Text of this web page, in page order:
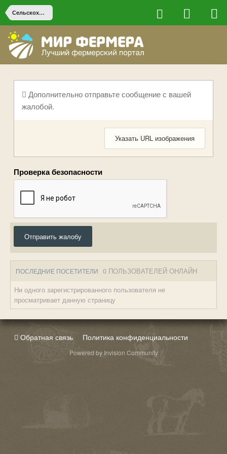
Сельскохозяйственная техника
Дополнительно отправьте сообщение с вашей
жалобой.
Указать URL изображения
Проверка безопасности
Отправить жалобу
ПОСЛЕДНИЕ ПОСЕТИТЕЛИ 0 ПОЛЬЗОВАТЕЛЕЙ ОНЛАЙН
Ни одного зарегистрированного пользователя не
просматривает данную страницу
Обратная связь Политика конфиденциальности
Powered by Invision Community